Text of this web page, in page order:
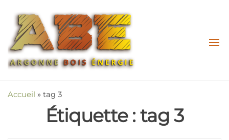
Accueil » tag 3
Étiquette :tag 3